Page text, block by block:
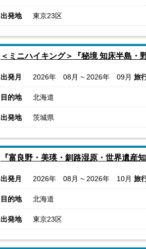
出発地 東京23区
＜ミニハイキング＞『秘境 知床半島
出発月 2026年 08月 ~ 2026年 09月 旅
目的地 北海道
出発地 茨城県
『富良野・美瑛・釧路湿原・世界遺
出発月 2026年 08月 ~ 2026年 10月 旅
目的地 北海道
出発地 東京23区